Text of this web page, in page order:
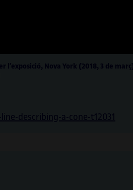
l’exposició, Nova York (2018, 3 de març)
describing-a-cone-t12031